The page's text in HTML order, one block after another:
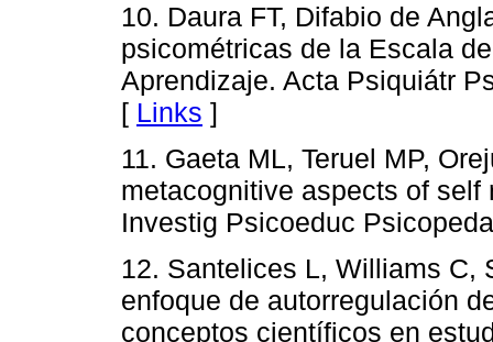
10. Daura FT, Difabio de
psicométricas de la Escala
Aprendizaje. Acta Psiquiátr
[ Links ]
11. Gaeta ML, Teruel MP,
metacognitive aspects of
Investig Psicoeduc
12. Santelices L, Williams C,
enfoque de autorregulación
conceptos científicos en